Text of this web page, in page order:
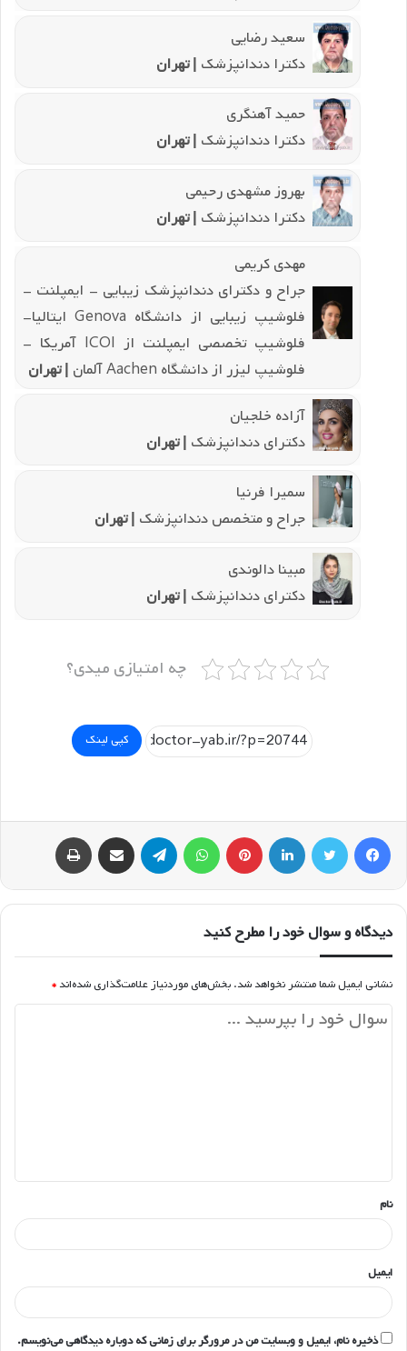
سعید رضایی
دکترا دندانپزشک | تهران
حمید آهنگری
دکترا دندانپزشک | تهران
بهروز مشهدی رحیمی
دکترا دندانپزشک | تهران
مهدی کریمی
جراح و دکترای دندانپزشک زیبایی - ایمپلنت -
فلوشیپ زیبایی از دانشگاه Genova ایتالیا-
فلوشیپ تخصصی ایمپلنت از ICOI آمریکا -
فلوشیپ لیزر از دانشگاه Aachen آلمان
| تهران
آزاده خلجیان
دکترای دندانپزشک | تهران
سمیرا فرنیا
جراح و متخصص دندانپزشک | تهران
مبینا دالوندی
دکترای دندانپزشک | تهران
چه امتیازی میدی؟
کپی لینک
فیسبوک توییتر لینکداین پینتریست تلگرام اشتراک گذاری با ایمیل
دیدگاه و سوال خود را مطرح کنید
نشانی ایمیل شما منتشر نخواهد شد. بخش‌های موردنیاز علامت‌گذاری شده‌اند *
*
نام
ایمیل
ذخیره نام، ایمیل و وبسایت من در مرورگر برای زمانی که دوباره دیدگاهی می‌نویسم.